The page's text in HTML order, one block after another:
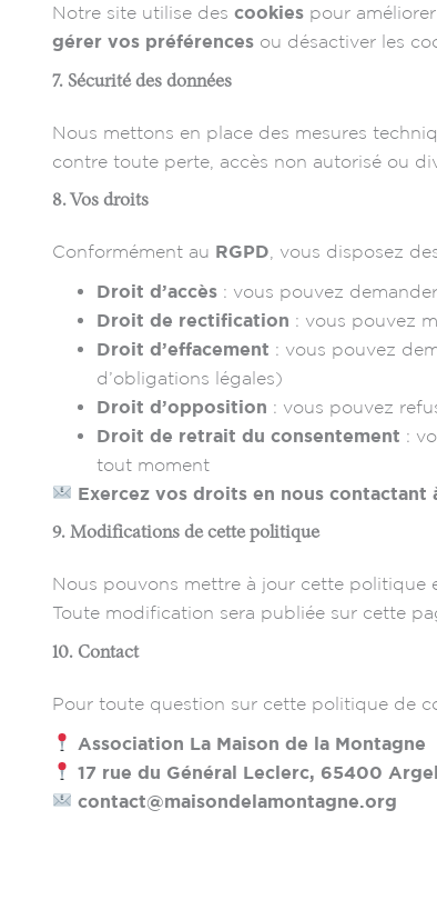
Notre site utilise des cookies pour
gérer vos préférences ou désactiver les
7. Sécurité des données
Nous mettons en place des mesures
contre toute perte, accès non autorisé ou
8. Vos droits
Conformément au RGPD , vous disposez
Droit d’accès : vous pouvez
Droit de rectification : vous pouvez
Droit d’effacement : vous pouvez
d’obligations légales)
Droit d’opposition : vous pouvez
Droit de retrait du consentement :
tout moment
Exercez vos droits en nous contactant
9. Modifications de cette politique
Nous pouvons mettre à jour cette politique
Toute modification sera publiée sur cette
10. Contact
Pour toute question sur cette politique de
Association La Maison de la Montagne
17 rue du Général Leclerc, 65400
contact@maisondelamontagne.org